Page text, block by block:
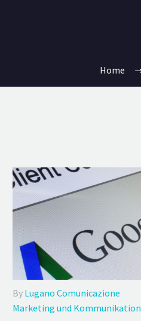
Home
By Lugano Comunicazione
Marketing und Kommunikation